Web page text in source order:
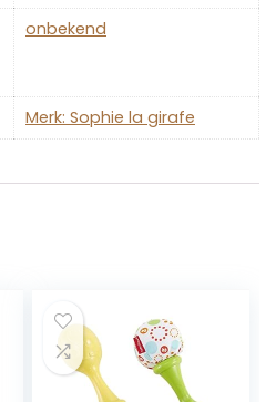
‎onbekend
Merk: Sophie la girafe